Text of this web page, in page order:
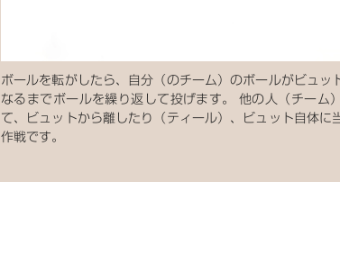
ボールを転がしたら、自分（のチーム）のボールがビュッ
なるまでボールを繰り返して投げます。 他の人（チーム
て、ビュットから離したり（ティール）、ビュット自体に
作戦です。